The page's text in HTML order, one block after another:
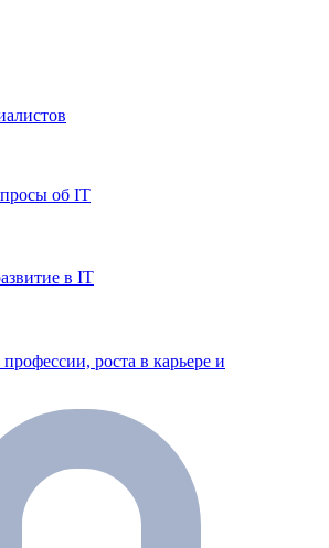
об IT
в IT
роста в карьере и